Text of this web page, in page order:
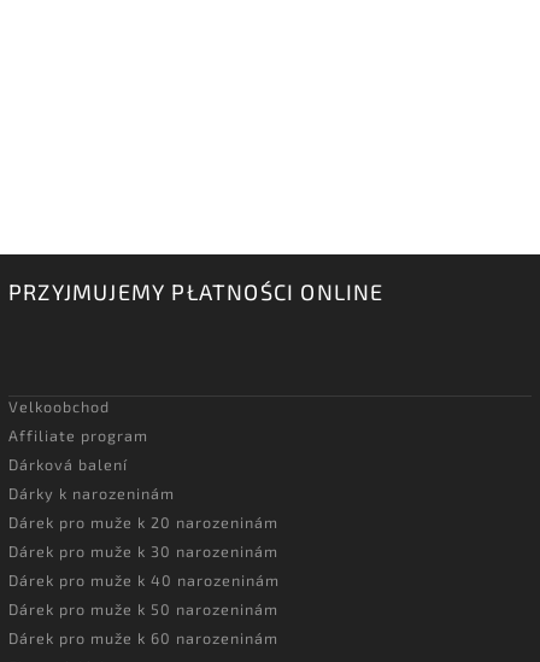
PRZYJMUJEMY PŁATNOŚCI ONLINE
Velkoobchod
Affiliate program
Dárková balení
Dárky k narozeninám
Dárek pro muže k 20 narozeninám
Dárek pro muže k 30 narozeninám
Dárek pro muže k 40 narozeninám
Dárek pro muže k 50 narozeninám
Dárek pro muže k 60 narozeninám